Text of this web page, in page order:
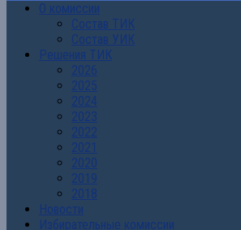
О комиссии
Состав ТИК
Состав УИК
Решения ТИК
2026
2025
2024
2023
2022
2021
2020
2019
2018
Новости
Избирательные комиссии